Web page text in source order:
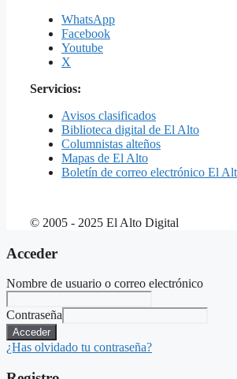
WhatsApp
Facebook
Youtube
X
Servicios:
Avisos clasificados
Biblioteca digital de El Alto
Columnistas alteños
Mapas de El Alto
Boletín de correo electrónico El
© 2005 - 2025 El Alto Digital
Acceder
Nombre de usuario o correo electrónico
Contraseña
Acceder
¿Has olvidado tu contraseña?